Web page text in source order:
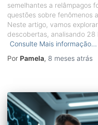
semelhantes a relâmpagos
questões sobre fenômenos
Neste artigo, vamos
descobertas, analisando
Consulte Mais informação…
Por Pamela, 8 meses atrás